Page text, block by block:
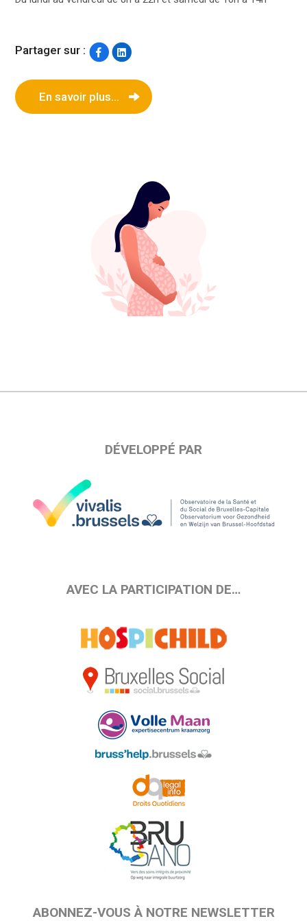
Partager sur :
En savoir plus...
DÉVELOPPÉ PAR
AVEC LA PARTICIPATION DE…
ABONNEZ-VOUS À NOTRE NEWSLETTER